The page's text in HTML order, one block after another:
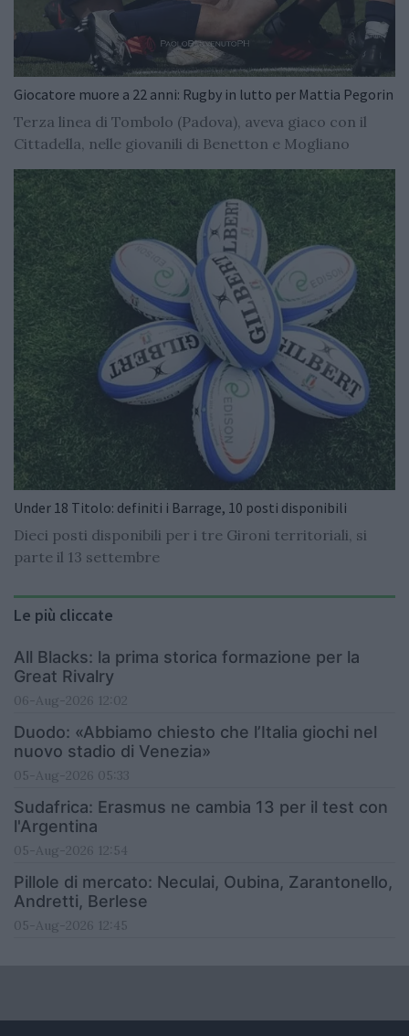
Giocatore muore a 22 anni: Rugby in lutto per Mattia Pegorin
Terza linea di Tombolo (Padova), aveva giaco con il
Cittadella, nelle giovanili di Benetton e Mogliano
Under 18 Titolo: definiti i Barrage, 10 posti disponibili
Dieci posti disponibili per i tre Gironi territoriali, si
parte il 13 settembre
Le più cliccate
All Blacks: la prima storica formazione per la
Great Rivalry
06-Aug-2026 12:02
Duodo: «Abbiamo chiesto che l’Italia giochi nel
nuovo stadio di Venezia»
05-Aug-2026 05:33
Sudafrica: Erasmus ne cambia 13 per il test con
l'Argentina
05-Aug-2026 12:54
Pillole di mercato: Neculai, Oubina, Zarantonello,
Andretti, Berlese
05-Aug-2026 12:45